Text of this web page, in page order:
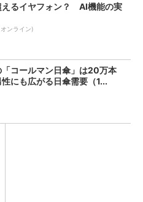
えるイヤフォン？ AI機能の実
ンライン)
コールマン日傘」は20万本
にも広がる日傘需要（1...